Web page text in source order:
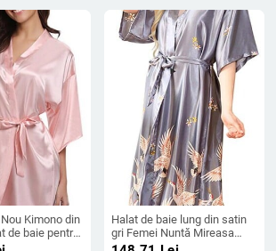
Kimono din
de baie pentru
domnișoară
Halat de baie lung din satin
gri Femei Nuntă Mireasa
Domnisoare de onoare Robe